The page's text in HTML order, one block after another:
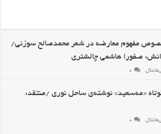
مفهوم معارضه در شعر محمدصالح سوزنی/
صفورا هاشمی چالشتری
۰
«مه‌سعید» نوشته‌ی ساحل نوری /منتقد:
۰